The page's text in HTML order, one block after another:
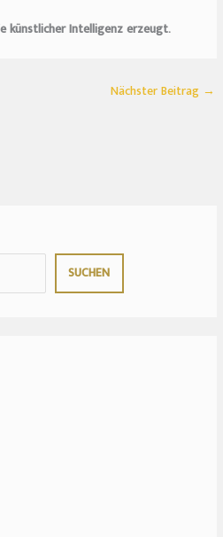
künstlicher Intelligenz erzeugt.
Nächster Beitrag →
SUCHEN